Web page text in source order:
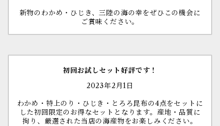
新物のわかめ・ひじき、三陸の海の幸をぜひこの機会に
ご賞味ください。
初回お試しセット好評です！
2023年2月1日
わかめ・特上のり・ひじき・とろろ昆布の4点をセットに
した初回限定のお得なセットとなります。産地・品質に
拘り、厳選された当店の海産物をお楽しみください。